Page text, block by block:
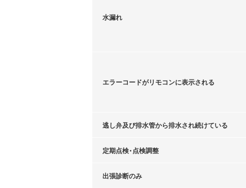
水漏れ
エラーコードがリモコンに表示される
逃し弁及び排水管から排水され続けている
定期点検・点検調整
出張診断のみ